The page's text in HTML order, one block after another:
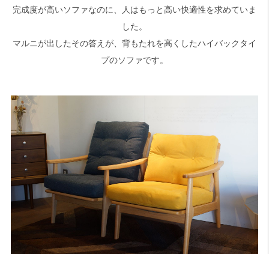
完成度が高いソファなのに、人はもっと高い快適性を求めていま
した。
マルニが出したその答えが、背もたれを高くしたハイバックタイ
プのソファです。